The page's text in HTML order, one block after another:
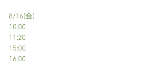
8/16(金)
10:00
11:20
15:00
16:00